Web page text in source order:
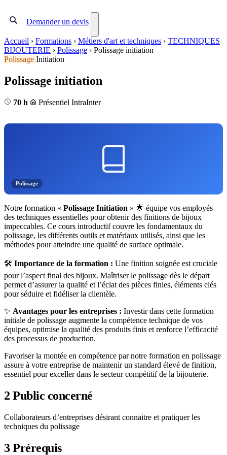
Demander un devis
Accueil › Formations › Métiers d'art et techniques › TECHNIQUES
BIJOUTERIE › Polissage › Polissage initiation
Polissage Initiation
Polissage initiation
70 h Présentiel IntraInter
Polissage
Notre formation « Polissage Initiation » 🌟 équipe vos employés
des techniques essentielles pour obtenir des finitions de bijoux
impeccables. Ce cours introductif couvre les fondamentaux du
polissage, les différents outils et matériaux utilisés, ainsi que les
méthodes pour atteindre une qualité de surface optimale.
🛠️ Importance de la formation : Une finition soignée est cruciale
pour l’aspect final des bijoux. Maîtriser le polissage dès le départ
permet d’assurer la qualité et l’éclat des pièces finies, éléments clés
pour séduire et fidéliser la clientèle.
✨ Avantages pour les entreprises : Investir dans cette formation
initiale de polissage augmente la compétence technique de vos
équipes, optimise la qualité des produits finis et renforce l’efficacité
des processus de production.
Favoriser la montée en compétence par notre formation en polissage
assure à votre entreprise de maintenir un standard élevé de finition,
essentiel pour exceller dans le secteur compétitif de la bijouterie.
2 Public concerné
Collaborateurs d’entreprises désirant connaitre et pratiquer les
techniques du polissage
3Prérequis